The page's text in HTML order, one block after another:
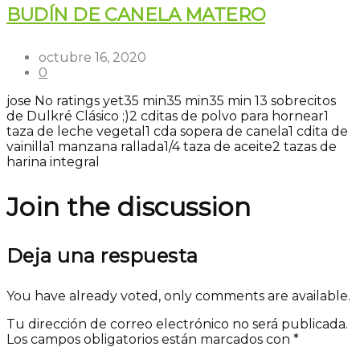
BUDÍN DE CANELA MATERO
octubre 16, 2020
0
jose No ratings yet35 min35 min35 min 13 sobrecitos
de Dulkré Clásico ;)2 cditas de polvo para hornear1
taza de leche vegetal 1 cda sopera de canela1 cdita de
vainilla1 manzana rallada1/4 taza de aceite2 tazas de
harina integral
Join the discussion
Deja una respuesta
You have already voted, only comments are available.
Tu dirección de correo electrónico no será publicada.
Los campos obligatorios están marcados con *